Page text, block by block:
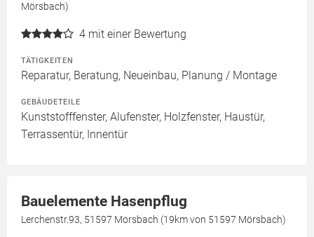
Mörsbach)
4 mit einer Bewertung
TÄTIGKEITEN
Reparatur, Beratung, Neueinbau, Planung / Montage
GEBÄUDETEILE
Kunststofffenster, Alufenster, Holzfenster, Haustür,
Terrassentür, Innentür
Bauelemente Hasenpflug
Lerchenstr.93, 51597 Morsbach (19km von 51597 Mörsbach)